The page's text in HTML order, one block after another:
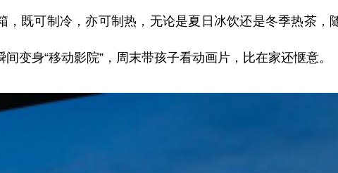
既可制冷，亦可制热，无论是夏日冰饮还是冬季热茶，
间变身“移动影院”，周末带孩子看动画片，比在家还惬意。